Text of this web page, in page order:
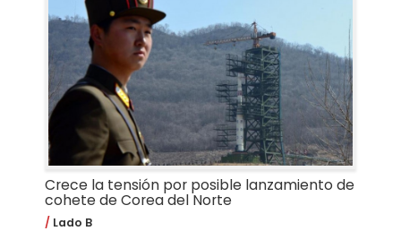
Crece la tensión por posible lanzamiento de
cohete de Corea del Norte
Lado B